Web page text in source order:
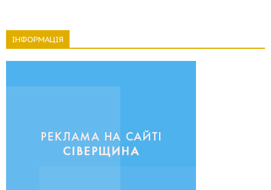
ІНФОРМАЦІЯ